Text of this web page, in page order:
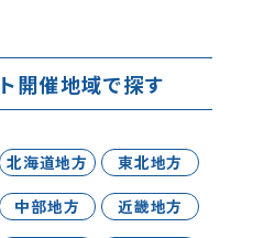
開催地域で探す
北海道地方
東北地方
中部地方
近畿地方